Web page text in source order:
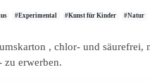
#Experimental #Kunst für Kinder #Natur
, chlor- und
zu erwerben.